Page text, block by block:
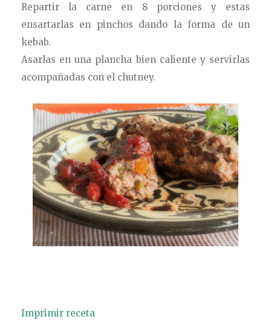
Repartir la carne en 8 porciones y estas
ensartarlas en pinchos dando la forma de un
kebab.
Asarlas en una plancha bien caliente y servirlas
acompañadas con el chutney.
Imprimir receta